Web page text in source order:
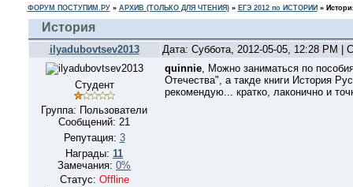
ФОРУМ ПОСТУПИМ.РУ» АРХИВ (ТОЛЬКО ДЛЯ ЧТЕНИЯ)» ЕГЭ 2012 по ИСТОРИИ »
История
ilyadubovtsev2013 Дата: Суббота, 2012-05-05, 12:28 PM |
Студент
Группа: Пользователи
Сообщений: 21
Репутация: 3
Награды: 11
Замечания: 0%
Статус: Offline
quinnie, Можно заниматься по
Отечества", а такде книги История
рекомендую... кратко, лаконично и